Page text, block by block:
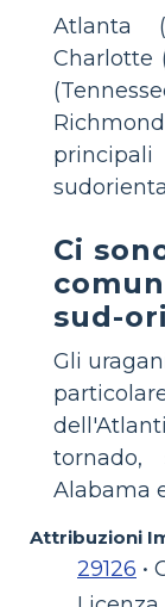
Atlanta
Charlotte
Ci
sud-
Gli
Alabama
Attribuzioni
29126 •